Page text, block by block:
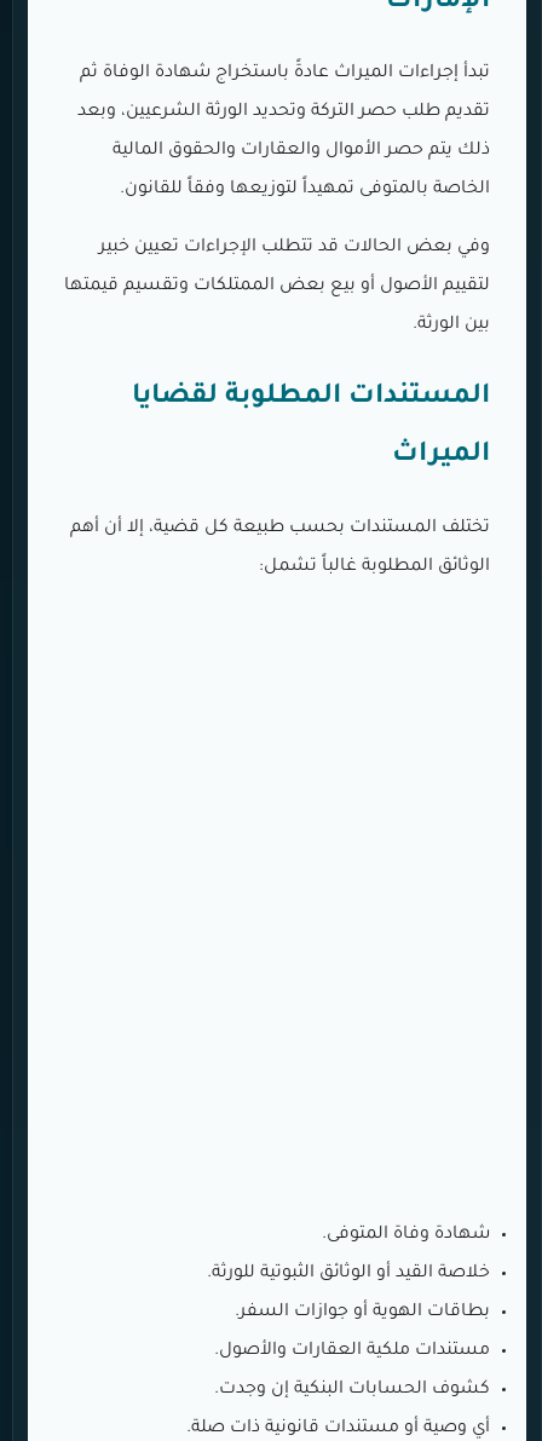
تبدأ إجراءات الميراث عادةً باستخراج شهادة الوفاة ثم
تقديم طلب حصر التركة وتحديد الورثة الشرعيين، وبعد
ذلك يتم حصر الأموال والعقارات والحقوق المالية
الخاصة بالمتوفى تمهيداً لتوزيعها وفقاً للقانون.
وفي بعض الحالات قد تتطلب الإجراءات تعيين خبير
لتقييم الأصول أو بيع بعض الممتلكات وتقسيم قيمتها
بين الورثة.
المستندات المطلوبة لقضايا
الميراث
تختلف المستندات بحسب طبيعة كل قضية، إلا أن أهم
الوثائق المطلوبة غالباً تشمل:
شهادة وفاة المتوفى.
خلاصة القيد أو الوثائق الثبوتية للورثة.
بطاقات الهوية أو جوازات السفر.
مستندات ملكية العقارات والأصول.
كشوف الحسابات البنكية إن وجدت.
أي وصية أو مستندات قانونية ذات صلة.